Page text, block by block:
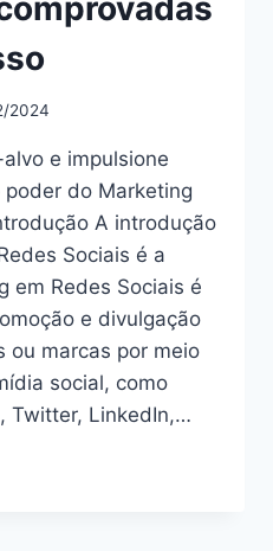
2024
e impulsione
do Marketing
A introdução
Sociais é a
em Redes Sociais é
e divulgação
ou marcas por meio
social, como
Twitter, LinkedIn,…